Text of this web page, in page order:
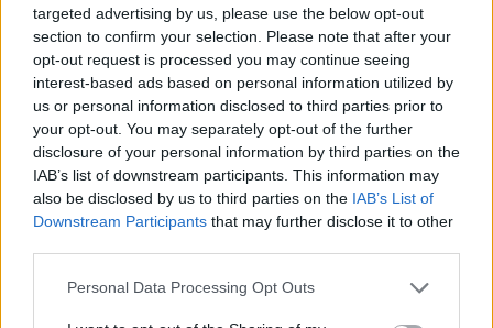
targeted advertising by us, please use the below opt-out
section to confirm your selection. Please note that after your
opt-out request is processed you may continue seeing
interest-based ads based on personal information utilized by
us or personal information disclosed to third parties prior to
your opt-out. You may separately opt-out of the further
disclosure of your personal information by third parties on the
IAB’s list of downstream participants. This information may
also be disclosed by us to third parties on the IAB’s List of
Downstream Participants that may further disclose it to other
Personal Data Processing Opt Outs
och produkter hittar du här: https://www.parsons.se/?
utm_source=filip&u… https://www.parsons.se/sortiment/?
gclid=Cj… Här hittar du min KOKBOK ”FAVORITER”
https://www.adlibris.com/se/bok/favoriter-… Här Finns Jag
på TikTok: https://www.tiktok.com/@filippoon Och här på
Instagram: @filippoon https://www.instagram.com/filippoon/
För jobbkontakt: Filipp8n@gmail.com
______________________________ Recept: Pasta med aubergine
och rökt skinka: 2p Ingredienser: 2 portioner valfri pasta 1 st
rödlök, skivad 1 …Continued
Övrigt 0/5